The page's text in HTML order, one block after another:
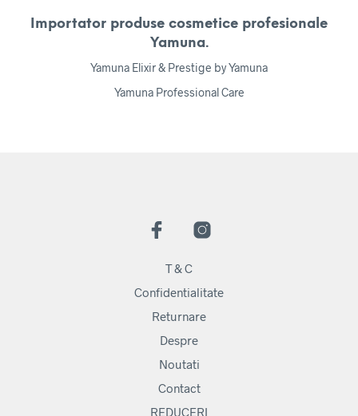
Importator produse cosmetice profesionale
Yamuna.
Yamuna Elixir & Prestige by Yamuna
Yamuna Professional Care
T & C
Confidentialitate
Returnare
Despre
Noutati
Contact
REDUCERI